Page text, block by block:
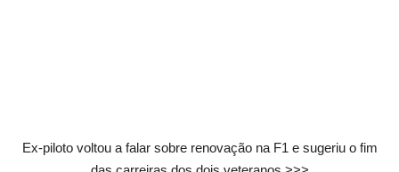
Ex-piloto voltou a falar sobre renovação na F1 e sugeriu o fim